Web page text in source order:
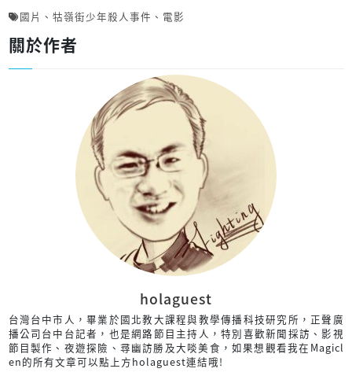
國片 、 牯嶺街少年殺人事件 、 電影
關於作者
holaguest
台灣台中市人，畢業於國北教大課程與教學傳播科技研究所，正聲廣
播公司台中台記者，也是網路節目主持人，特別喜歡新聞採訪、影視
節目製作、夜遊探險、尋幽訪勝及大啖美食，如果想觀看我在Magicl
en的所有文章可以點上方holaguest連結哦!